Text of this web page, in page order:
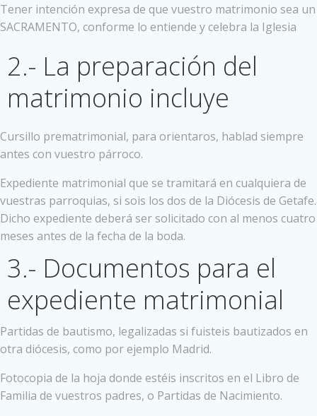
Tener intención expresa de que vuestro matrimonio sea un
SACRAMENTO, conforme lo entiende y celebra la Iglesia
2.- La preparación del
matrimonio incluye
Cursillo prematrimonial, para orientaros, hablad siempre
antes con vuestro párroco.
Expediente matrimonial que se tramitará en cualquiera de
vuestras parroquias, si sois los dos de la Diócesis de Getafe.
Dicho expediente deberá ser solicitado con al menos cuatro
meses antes de la fecha de la boda.
3.- Documentos para el
expediente matrimonial
Partidas de bautismo, legalizadas si fuisteis bautizados en
otra diócesis, como por ejemplo Madrid.
Fotocopia de la hoja donde estéis inscritos en el Libro de
Familia de vuestros padres, o Partidas de Nacimiento.